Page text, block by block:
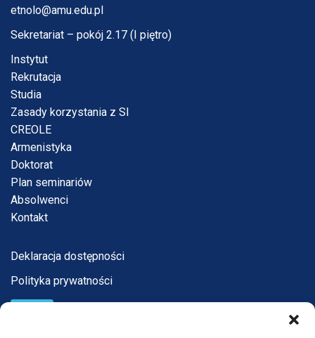
etnolo@amu.edu.pl
Sekretariat – pokój 2.17 (I piętro)
Instytut
Rekrutacja
Studia
Zasady korzystania z SI
CREOLE
Armenistyka
Doktorat
Plan seminariów
Absolwenci
Kontakt
Deklaracja dostępności
Polityka prywatności